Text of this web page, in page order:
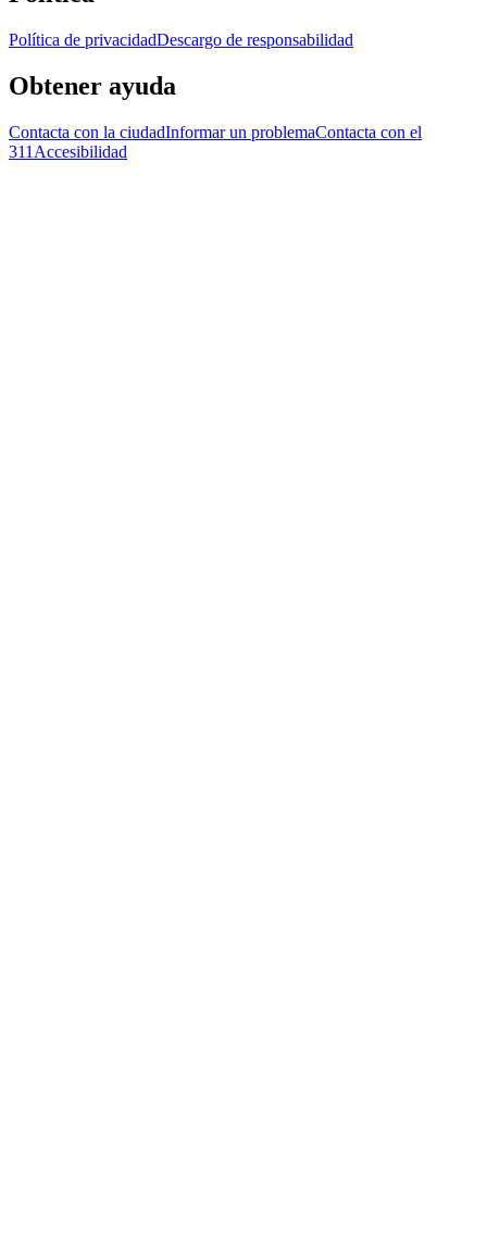
Política de privacidadDescargo de responsabilidad
Obtener ayuda
Contacta con la ciudadInformar un problemaContacta con el
311 Accesibilidad